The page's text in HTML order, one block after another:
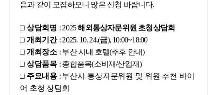
음과 같이 모집하오니 많은 신청 바랍니다.
□ 상담회명 : 2025해외통상자문위원 초청상담회
□ 개최기간 : 2025. 10. 24.(금), 10:00~18:00
□ 개최장소 : 부산 시내 호텔(추후 안내)
□ 상담품목 : 종합품목(소비재/산업재)
□ 주요내용 : 부산시 통상자문위원 및 위원 추천 바이
어 초청 상담회
동향정보
글로벌비즈니스 기업홍보관